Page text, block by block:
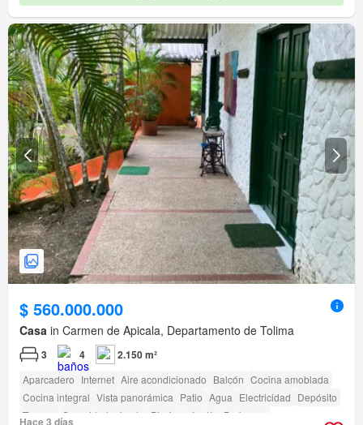
$ 560.000.000
Casa in Carmen de Apicala, Departamento de Tolima
3 4 2.150 m²
Aparcadero Internet Aire acondicionado Balcón Cocina amoblada
Cocina integral Vista panorámica Patio Agua Electricidad Depósito
Terraza
Seguridad privada Piscina Jardín Barbecue
Hace 3 días